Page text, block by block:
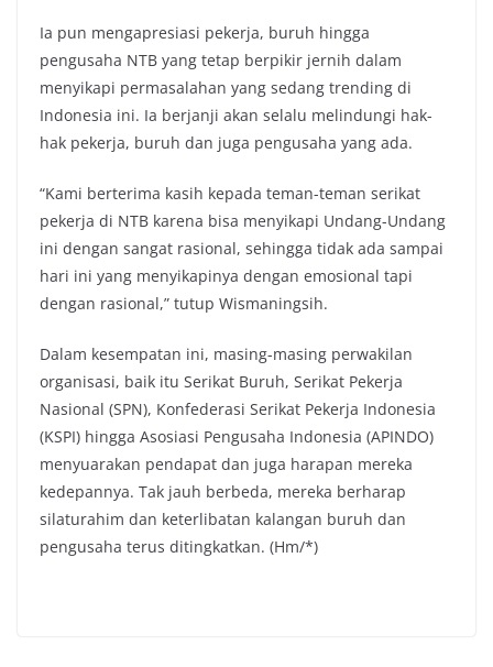
Ia pun mengapresiasi pekerja, buruh hingga
pengusaha NTB yang tetap berpikir jernih dalam
menyikapi permasalahan yang sedang trending di
Indonesia ini. Ia berjanji akan selalu melindungi hak-
hak pekerja, buruh dan juga pengusaha yang ada.
“Kami berterima kasih kepada teman-teman serikat
pekerja di NTB karena bisa menyikapi Undang-Undang
ini dengan sangat rasional, sehingga tidak ada sampai
hari ini yang menyikapinya dengan emosional tapi
dengan rasional,” tutup Wismaningsih.
Dalam kesempatan ini, masing-masing perwakilan
organisasi, baik itu Serikat Buruh, Serikat Pekerja
Nasional (SPN), Konfederasi Serikat Pekerja Indonesia
(KSPI) hingga Asosiasi Pengusaha Indonesia (APINDO)
menyuarakan pendapat dan juga harapan mereka
kedepannya. Tak jauh berbeda, mereka berharap
silaturahim dan keterlibatan kalangan buruh dan
pengusaha terus ditingkatkan. (Hm/*)